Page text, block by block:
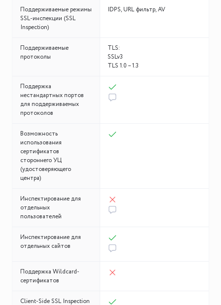
Поддерживаемые режимы
SSL-инспекции (SSL
Inspection)
IDPS, URL фильтр, AV
Поддерживаемые
протоколы
TLS:
SSLv3
TLS 1.0 – 1.3
Поддержка
нестандартных портов
для поддерживаемых
протоколов
Возможность
использования
сертификатов
стороннего УЦ
(удостоверяющего
центра)
Инспектирование для
отдельных
пользователей
Инспектирование для
отдельных сайтов
Поддержка Wildcard-
сертификатов
Client-Side SSL Inspection